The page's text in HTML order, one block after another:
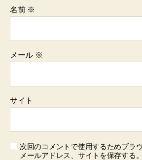
名前 ※
メール ※
サイト
次回のコメントで使用するためブラ
メールアドレス、サイトを保存する。